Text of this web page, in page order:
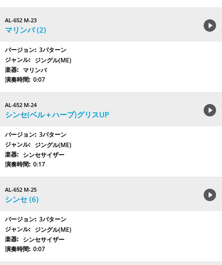
AL-652 M-23
マリンバ (2)
3パターン
ジングル(ME)
マリンバ
0:07
AL-652 M-24
シンセ(ベル＋ハープ)グリスUP
3パターン
ジングル(ME)
シンセサイザー
0:17
AL-652 M-25
シンセ (6)
3パターン
ジングル(ME)
シンセサイザー
0:07